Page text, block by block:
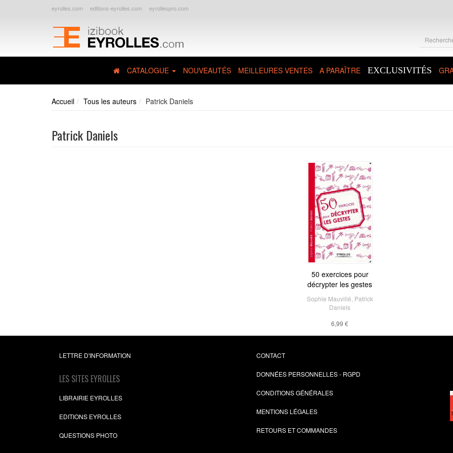
eyrolles.com editions-eyrolles.com eyrollespro.com
CATALOGUE NOUVEAUTÉS MEILLEURES VENTES A PARAÎTRE EXCLUSIVITÉS
Accueil Tous les auteurs Patrick Daniels
Patrick Daniels
50 exercices pour
décrypter les gestes
Sophie Mauvillé Patrick
Daniels
6,99 €
LETTRE D'INFORMATION
LES SITES EYROLLES
LIBRAIRIE EYROLLES
EDITIONS EYROLLES
QUESTIONS PHOTO
CONTACT
DONNÉES PERSONNELLES - RGPD
CONDITIONS GÉNÉRALES
MENTIONS LÉGALES
RETOURS ET COMMANDES